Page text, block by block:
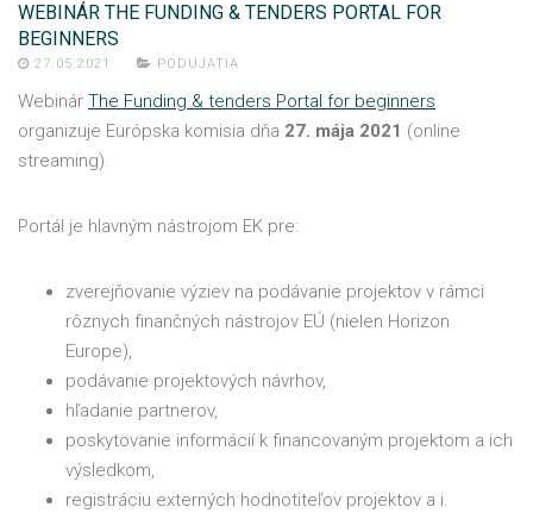
WEBINÁR THE FUNDING & TENDERS PORTAL FOR
BEGINNERS
27.05.2021 PODUJATIA
Webinár The Funding & tenders Portal for beginners
organizuje Európska komisia dňa 27. mája 2021 (online
streaming).
Portál je hlavným nástrojom EK pre:
zverejňovanie výziev na podávanie projektov v rámci
rôznych finančných nástrojov EÚ (nielen Horizon
Europe),
podávanie projektových návrhov,
hľadanie partnerov,
poskytovanie informácií k financovaným projektom a ich
výsledkom,
registráciu externých hodnotiteľov projektov a i.